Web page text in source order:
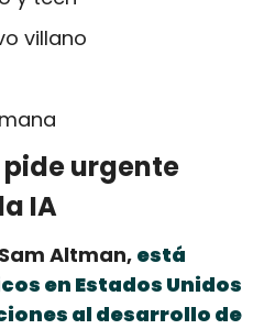
villano
pide urgente
IA
Altman, está
en Estados Unidos
al desarrollo de